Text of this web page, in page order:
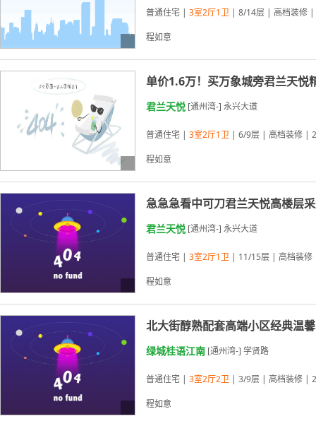
03-22更新
03-22更新
普通住宅 | 3室2厅1卫 | 8/14层 | 高档装修
程如意
03-22更新
单价1.6万！买万象城旁君兰天悦
君兰天悦 [通州湾-] 永兴大道
普通住宅 | 3室2厅1卫 | 6/9层 | 高档装修 |
程如意
急急急看中可刀君兰天悦高楼层
君兰天悦 [通州湾-] 永兴大道
普通住宅 | 3室2厅1卫 | 11/15层 | 高档装
程如意
北大街醇熟配套高端小区经典温
绿城桂语江南 [通州湾-] 学贤路
普通住宅 | 3室2厅2卫 | 3/9层 | 高档装修 |
程如意